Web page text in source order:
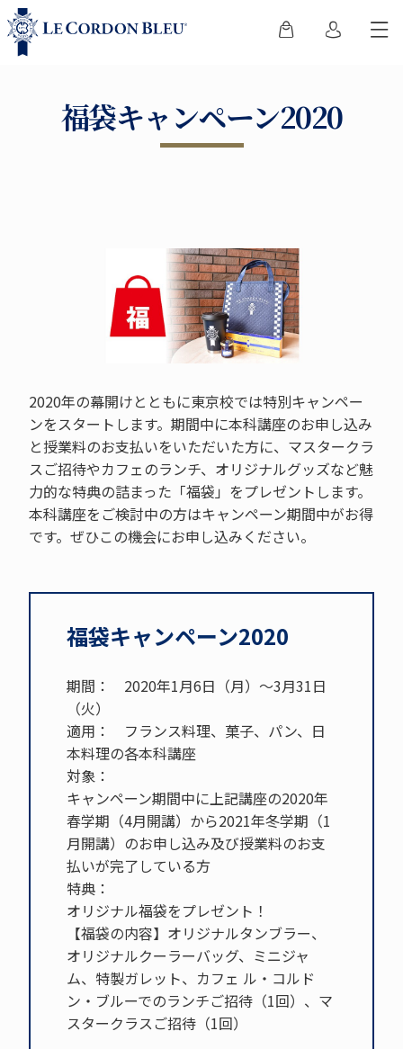
福袋キャンペーン2020
2020年の幕開けとともに東京校では特別キャンペー
ンをスタートします。期間中に本科講座のお申し込み
と授業料のお支払いをいただいた方に、マスタークラ
スご招待やカフェのランチ、オリジナルグッズなど魅
力的な特典の詰まった「福袋」をプレゼントします。
本科講座をご検討中の方はキャンペーン期間中がお得
です。ぜひこの機会にお申し込みください。
福袋キャンペーン2020
期間： 2020年1月6日（月）～3月31日
（火）
適用： フランス料理、菓子、パン、日
本料理の各本科講座
対象：
キャンペーン期間中に上記講座の2020年
春学期（4月開講）から2021年冬学期（1
月開講）のお申し込み及び授業料のお支
払いが完了している方
特典：
オリジナル福袋をプレゼント！
【福袋の内容】オリジナルタンブラー、
オリジナルクーラーバッグ、ミニジャ
ム、特製ガレット、カフェ ル・コルド
ン・ブルーでのランチご招待（1回）、マ
スタークラスご招待（1回）